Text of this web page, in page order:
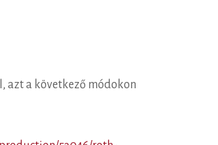
azt a következő módokon